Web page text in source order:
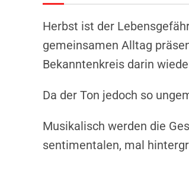
Herbst ist der
gemeinsamen Alltag
Bekanntenkreis darin
Da der Ton jedoch so
Musikalisch werden die
sentimentalen, mal